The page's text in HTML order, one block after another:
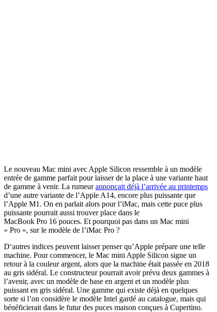
Le nouveau Mac mini avec Apple Silicon ressemble à un modèle
entrée de gamme parfait pour laisser de la place à une variante haut
de gamme à venir. La rumeurannonçait déjà l’arrivée au printemps
d’une autre variante de l’Apple A14, encore plus puissante que
l’Apple M1. On en parlait alors pour l’iMac, mais cette puce plus
puissante pourrait aussi trouver place dans le
MacBook Pro 16 pouces. Et pourquoi pas dans un Mac mini
« Pro », sur le modèle de l’iMac Pro ?
D‘autres indices peuvent laisser penser qu’Apple prépare une telle
machine. Pour commencer, le Mac mini Apple Silicon signe un
retour à la couleur argent, alors que la machine était passée en 2018
au gris sidéral. Le constructeur pourrait avoir prévu deux gammes à
l’avenir, avec un modèle de base en argent et un modèle plus
puissant en gris sidéral. Une gamme qui existe déjà en quelques
sorte si l’on considère le modèle Intel gardé au catalogue, mais qui
bénéficierait dans le futur des puces maison conçues à Cupertino.